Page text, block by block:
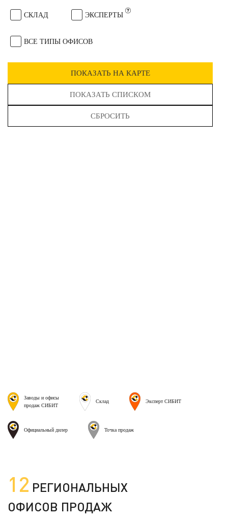
СКЛАД ЭКСПЕРТЫ
ВСЕ ТИПЫ ОФИСОВ
ПОКАЗАТЬ НА КАРТЕ
ПОКАЗАТЬ СПИСКОМ
СБРОСИТЬ
Заводы и офисы
продаж СИБИТ
Склад Эксперт СИБИТ
Официальный дилер Точка продаж
12 РЕГИОНАЛЬНЫХ
ОФИСОВ ПРОДАЖ